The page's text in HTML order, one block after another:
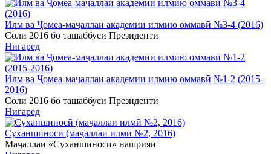
Илм ва Ҷомеа-маҷаллаи академии илмию оммавӣ №3-4 (2016)
Соли 2016 бо ташаббуси Президенти
Нигаред
Илм ва Ҷомеа-маҷаллаи академии илмию оммавӣ №1-2 (2015-
2016)
Соли 2016 бо ташаббуси Президенти
Нигаред
Суханшиносӣ (маҷаллаи илмӣ №2, 2016)
Маҷаллаи «Суханшиносӣ» нашрияи